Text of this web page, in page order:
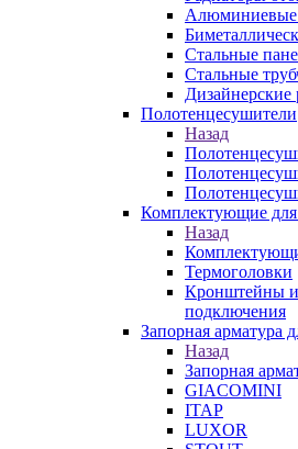
Алюминиевые
Стальные
Стальные
Дизайнерские
Полотенцесушители
Назад
Комплектующие для
Назад
Термоголовки
Кронштейны
подключения
Запорная арматура
Назад
Запорная
GIACOMINI
ITAP
LUXOR